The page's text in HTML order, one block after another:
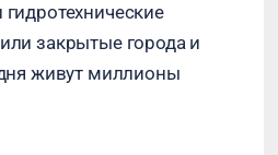
закрытые города и
живут миллионы